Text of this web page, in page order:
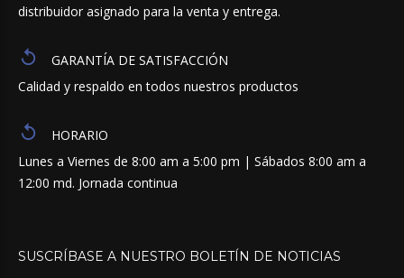
distribuidor asignado para la venta y entrega.
GARANTÍA DE SATISFACCIÓN
Calidad y respaldo en todos nuestros productos
HORARIO
Lunes a Viernes de 8:00 am a 5:00 pm | Sábados 8:00 am a
12:00 md. Jornada continua
SUSCRÍBASE A NUESTRO BOLETÍN DE NOTICIAS